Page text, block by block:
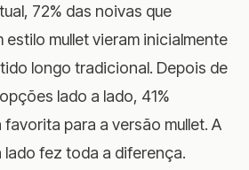
72% das noivas que
estilo mullet vieram inicialmente
longo tradicional. Depois de
lado a lado, 41%
favorita para a versão mullet. A
fez toda a diferença.